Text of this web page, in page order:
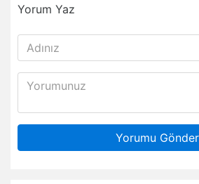
Yorum Yaz
Yorumu Gönder